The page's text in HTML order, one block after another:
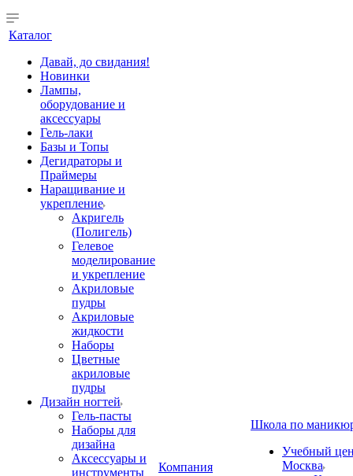
Каталог
Давай, до свидания!
Новинки
Лампы,
оборудование и
аксессуары
Гель-лаки
Базы и Топы
Дегидраторы и
Праймеры
Наращивание и
укрепление
Акригель
(Полигель)
Гелевое
моделирование
и укрепление
Акриловые
пудры
Акриловые
жидкости
Наборы
Цветные
акриловые
пудры
Дизайн ногтей
Гель-пасты
Наборы для
дизайна
Аксессуары и
инструменты
Компания
Школа по
Учебный
Москва